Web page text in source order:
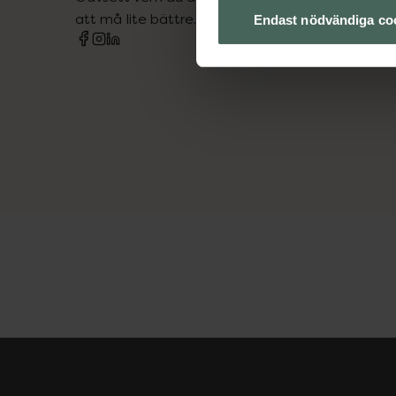
Endast nödvändiga
att må lite bättre. Välkommen att prata med